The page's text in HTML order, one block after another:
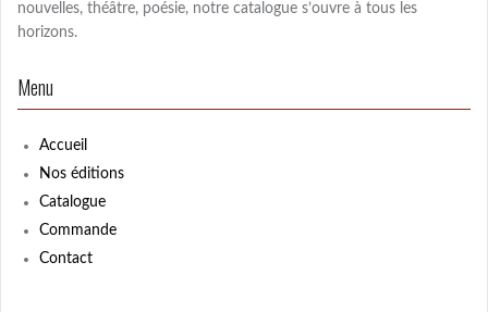
nouvelles, théâtre, poésie, notre catalogue s’ouvre à tous les
horizons.
Menu
Accueil
Nos éditions
Catalogue
Commande
Contact